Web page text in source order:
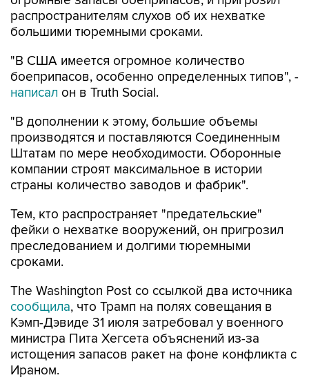
распространителям слухов об их нехватке
большими тюремными сроками.
"В США имеется огромное количество
боеприпасов, особенно определенных типов", -
написал он в Truth Social.
"В дополнении к этому, большие объемы
производятся и поставляются Соединенным
Штатам по мере необходимости. Оборонные
компании строят максимальное в истории
страны количество заводов и фабрик".
Тем, кто распространяет "предательские"
фейки о нехватке вооружений, он пригрозил
преследованием и долгими тюремными
сроками.
The Washington Post со ссылкой два источника
сообщила, что Трамп на полях совещания в
Кэмп-Дэвиде 31 июля затребовал у военного
министра Пита Хегсета объяснений из-за
истощения запасов ракет на фоне конфликта с
Ираном.